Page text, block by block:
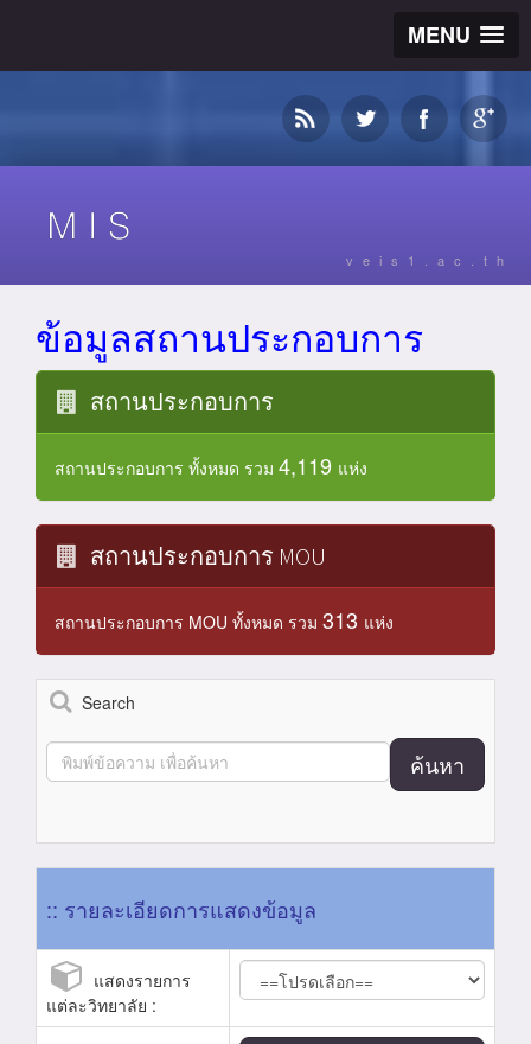
MENU
veis1.ac.th
ข้อมูลสถานประกอบการ
สถานประกอบการ
สถานประกอบการ ทั้งหมด รวม 4,119 แห่ง
สถานประกอบการ MOU
สถานประกอบการ MOU ทั้งหมด รวม 313 แห่ง
Search
ค้นหา
:: รายละเอียดการแสดงข้อมูล
แสดงรายการ
แต่ละวิทยาลัย :